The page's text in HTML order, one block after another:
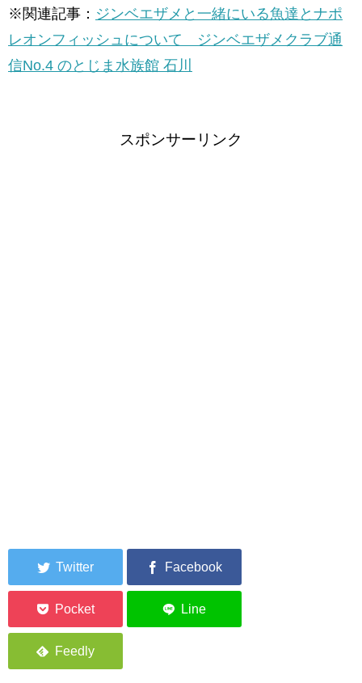
※関連記事： ジンベエザメと一緒にいる魚達とナポ
レオンフィッシュについて ジンベエザメクラブ通
信No.4 のとじま水族館 石川
スポンサーリンク